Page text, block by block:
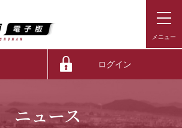
ログイン
ニュース